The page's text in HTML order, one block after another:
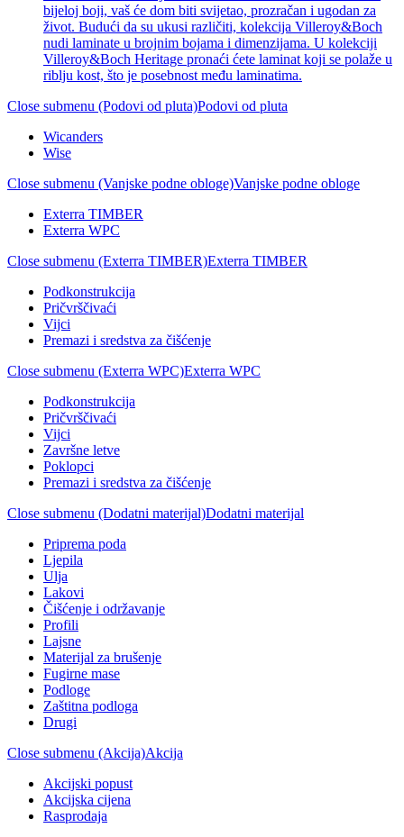
bijeloj boji, vaš će dom biti svijetao, prozračan i ugodan za
život. Budući da su ukusi različiti, kolekcija Villeroy&Boch
nudi laminate u brojnim bojama i dimenzijama. U kolekciji
Villeroy&Boch Heritage pronaći ćete laminat koji se polaže u
riblju kost, što je posebnost među laminatima.
Close submenu (Podovi od pluta)Podovi od pluta
Wicanders
Wise
Close submenu (Vanjske podne obloge)Vanjske podne obloge
Exterra TIMBER
Exterra WPC
Close submenu (Exterra TIMBER)Exterra TIMBER
Podkonstrukcija
Pričvrščivaći
Vijci
Premazi i sredstva za čišćenje
Close submenu (Exterra WPC)Exterra WPC
Podkonstrukcija
Pričvrščivaći
Vijci
Završne letve
Poklopci
Premazi i sredstva za čišćenje
Close submenu (Dodatni materijal)Dodatni materijal
Priprema poda
Ljepila
Ulja
Lakovi
Čišćenje i održavanje
Profili
Lajsne
Materijal za brušenje
Fugirne mase
Podloge
Zaštitna podloga
Drugi
Close submenu (Akcija)Akcija
Akcijski popust
Akcijska cijena
Rasprodaja